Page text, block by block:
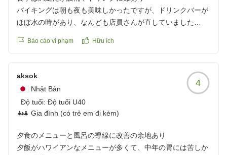
態なのは初めてでした。清掃も入っておらず、ドライヤー付
近の床は髪の毛だらけで、、、急いでお風呂からでました。
プール、ご飯が最高すぎるので、お風呂とお部屋とのギャッ
プがツラいです。笑
https://review.travel.rakuten.co.jp/hotel/voice/8070?
reviewId=33123478442231
バイキングは朝も夜も美味しかったですが、ドリンクバーが
ほぼ水の時があり、なんども店員さんが直していました
部屋もエアコンが古く、部屋の下の方についてたので寝てる
ハワイアンズはモノリス、ウィルポートも止まりましたがケ
チった分それ相応だな、とは思いました
クチコミの詳細はこちらから
https://review.travel.rakuten.co.jp/hotel/voice/8070?
reviewId=33123478438369
Báo cáo vi phạm Hữu ích
aksok
Nhật Bản
Độ tuổi: Độ tuổi U40
Gia đình (có trẻ em đi kèm)
4
夕食のメニューと風呂の導線に改善の余地あり
夕飯がハワイアンなメニューが多くて、中年の胃には苦しか